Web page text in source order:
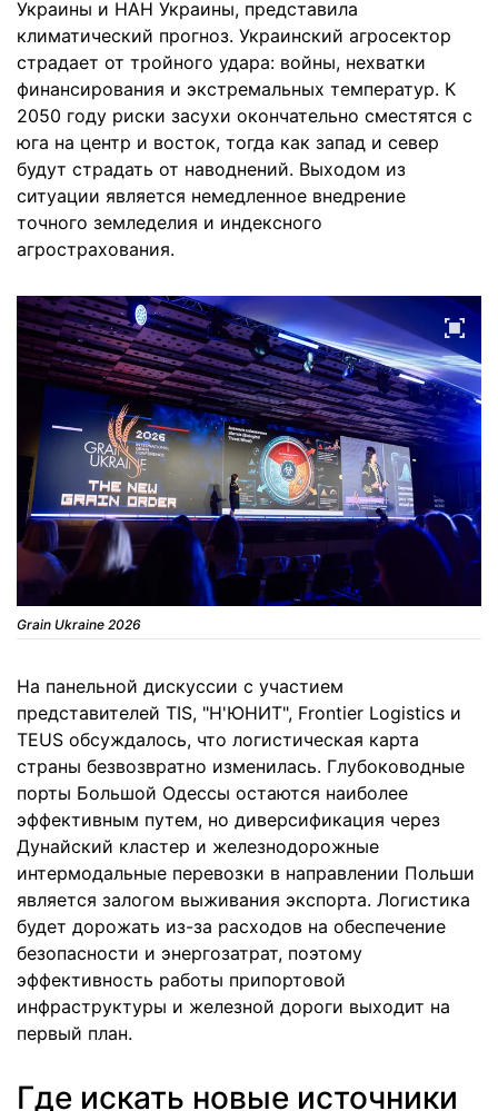
Украины и НАН Украины, представила
климатический прогноз. Украинский агросектор
страдает от тройного удара: войны, нехватки
финансирования и экстремальных температур. К
2050 году риски засухи окончательно сместятся с
юга на центр и восток, тогда как запад и север
будут страдать от наводнений. Выходом из
ситуации является немедленное внедрение
точного земледелия и индексного
агрострахования.
Grain Ukraine 2026
На панельной дискуссии с участием
представителей TIS, "Н'ЮНИТ", Frontier Logistics и
TEUS обсуждалось, что логистическая карта
страны безвозвратно изменилась. Глубоководные
порты Большой Одессы остаются наиболее
эффективным путем, но диверсификация через
Дунайский кластер и железнодорожные
интермодальные перевозки в направлении Польши
является залогом выживания экспорта. Логистика
будет дорожать из-за расходов на обеспечение
безопасности и энергозатрат, поэтому
эффективность работы припортовой
инфраструктуры и железной дороги выходит на
первый план.
Где искать новые источники